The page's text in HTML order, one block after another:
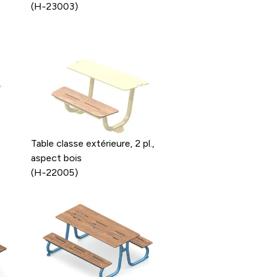
(H-23003)
Table classe extérieure, 2 pl.,
aspect bois
(H-22005)